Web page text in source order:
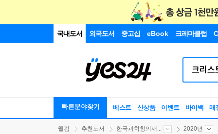
국내도서 외국도서 중고샵 eBook 크레마클럽
빠른분야찾기 베스트 신상품 이벤트 바이백 매
웰컴 추천도서 한국과학창의재... 2020년